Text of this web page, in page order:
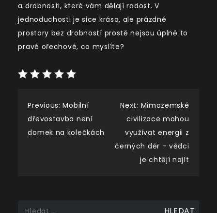
a drobnosti, které vám dělají radost. V
jednoduchosti je sice krása, ale prázdné
prostory bez drobností prostě nejsou úplně to
pravé ořechové, co myslíte?
Navigace
pro
příspěvek
Previous: Mobilní
dřevostavba není
domek na kolečkách
Next: Mimozemské
civilizace mohou
využívat energii z
černých děr – vědci
je chtějí najít
Vyhledávání